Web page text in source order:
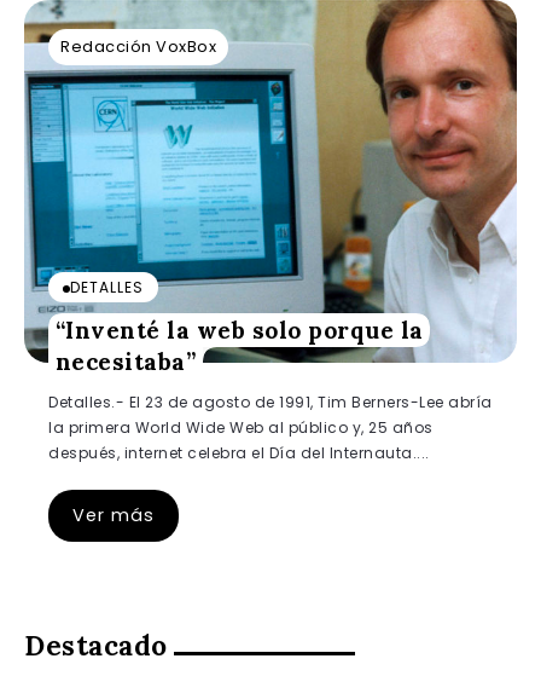
Redacción VoxBox
DETALLES
“Inventé la web solo porque la
necesitaba”
Detalles.- El 23 de agosto de 1991, Tim Berners-Lee abría
la primera World Wide Web al público y, 25 años
después, internet celebra el Día del Internauta....
Ver más
Destacado